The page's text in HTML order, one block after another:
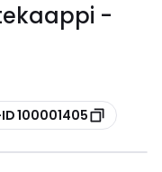
-
100001405